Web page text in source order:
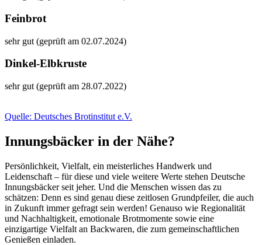
Feinbrot
sehr gut (geprüft am 02.07.2024)
Dinkel-Elbkruste
sehr gut (geprüft am 28.07.2022)
Quelle: Deutsches Brotinstitut e.V.
Innungsbäcker in der Nähe?
Persönlichkeit, Vielfalt, ein meisterliches Handwerk und
Leidenschaft – für diese und viele weitere Werte stehen Deutsche
Innungsbäcker seit jeher. Und die Menschen wissen das zu
schätzen: Denn es sind genau diese zeitlosen Grundpfeiler, die auch
in Zukunft immer gefragt sein werden! Genauso wie Regionalität
und Nachhaltigkeit, emotionale Brotmomente sowie eine
einzigartige Vielfalt an Backwaren, die zum gemeinschaftlichen
Genießen einladen.